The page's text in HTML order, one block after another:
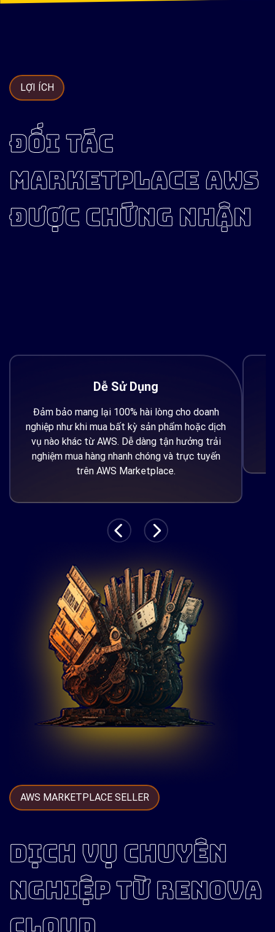
LỢI ÍCH
ĐỐI TÁC
MARKETPLACE AWS
ĐƯỢC CHỨNG NHẬN
Dễ Sử Dụng
Đảm bảo mang lại 100% hài lòng cho doanh
nghiệp như khi mua bất kỳ sản phẩm hoặc dịch
vụ nào khác từ AWS. Dễ dàng tận hưởng trải
nghiệm mua hàng nhanh chóng và trực tuyến
trên AWS Marketplace.
AWS MARKETPLACE SELLER
DỊCH VỤ CHUYÊN
NGHIỆP TỪ RENOVA